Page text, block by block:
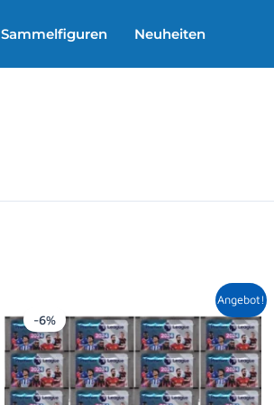
Sammelfiguren Neuheiten
Angebot!
-6%
Ursprünglicher
war:
20,00 €
Aktueller
ist:
18,79 €.